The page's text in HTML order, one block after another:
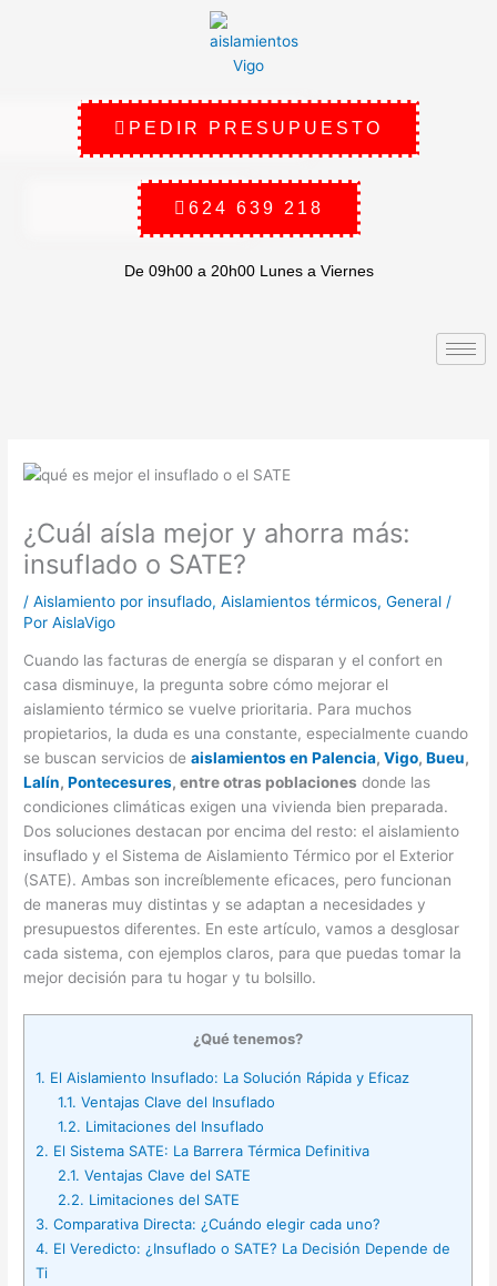
PEDIR PRESUPUESTO
624 639 218
De 09h00 a 20h00 Lunes a Viernes
¿Cuál aísla mejor y ahorra más:
insuflado o SATE?
/Aislamiento por insuflado,Aislamientos térmicos,General /
PorAislaVigo
Cuando las facturas de energía se disparan y el confort en
casa disminuye, la pregunta sobre cómo mejorar el
aislamiento térmico se vuelve prioritaria. Para muchos
propietarios, la duda es una constante, especialmente cuando
se buscan servicios deaislamientos en Palencia,Vigo,Bueu,
Lalín,Pontecesures, entre otras poblaciones donde las
condiciones climáticas exigen una vivienda bien preparada.
Dos soluciones destacan por encima del resto: el aislamiento
insuflado y el Sistema de Aislamiento Térmico por el Exterior
(SATE). Ambas son increíblemente eficaces, pero funcionan
de maneras muy distintas y se adaptan a necesidades y
presupuestos diferentes. En este artículo, vamos a desglosar
cada sistema, con ejemplos claros, para que puedas tomar la
mejor decisión para tu hogar y tu bolsillo.
¿Qué tenemos?
1. El Aislamiento Insuflado: La Solución Rápida y Eficaz
1.1. Ventajas Clave del Insuflado
1.2. Limitaciones del Insuflado
2. El Sistema SATE: La Barrera Térmica Definitiva
2.1. Ventajas Clave del SATE
2.2. Limitaciones del SATE
3. Comparativa Directa: ¿Cuándo elegir cada uno?
4. El Veredicto: ¿Insuflado o SATE? La Decisión Depende de
Ti